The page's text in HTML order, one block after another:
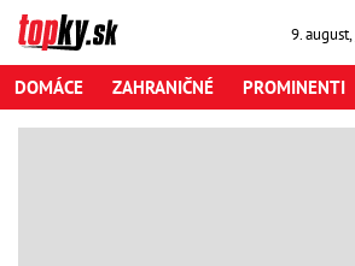
9. august,
DOMÁCE ZAHRANIČNÉ PROMINENTI